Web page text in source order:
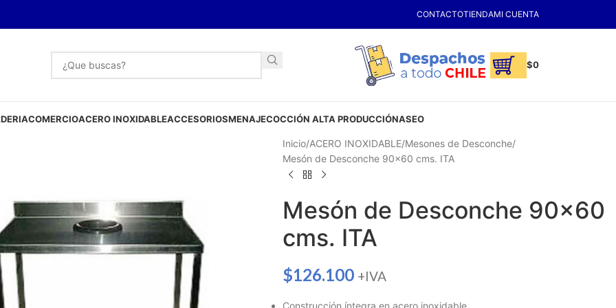
CONTACTOTIENDAMI CUENTA
$0
COMERCIOACERO INOXIDABLEACCESORIOSMENAJECOCCIÓN ALTA PRODUCCIÓNASEO
Inicio ACERO INOXIDABLE Mesones de Desconche
Mesón de Desconche 90×60 cms. ITA
Mesón de Desconche 90×60
cms. ITA
$126.100 +IVA
Construcción íntegra en acero inoxidable.